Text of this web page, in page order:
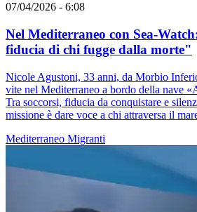
07/04/2026 - 6:08
Nel Mediterraneo con Sea-
fiducia di chi fugge dalla morte"
Nicole Agustoni, 33 anni, da Morbio
vite nel Mediterraneo a bordo della nave
Tra soccorsi, fiducia da conquistare e
missione è dare voce a chi attraversa il
Mediterraneo Migranti